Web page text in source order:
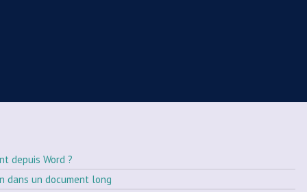
depuis Word ?
dans un document long